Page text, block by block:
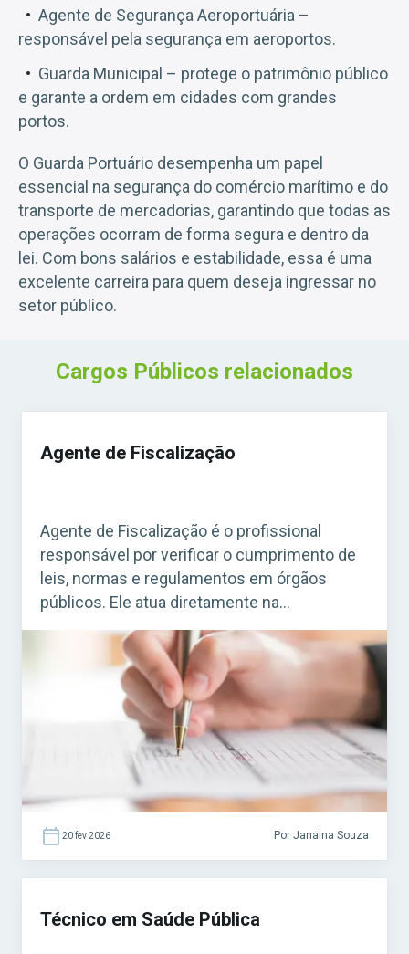
Agente de Segurança Aeroportuária –
responsável pela segurança em aeroportos.
Guarda Municipal – protege o patrimônio público
e garante a ordem em cidades com grandes
portos.
O Guarda Portuário desempenha um papel
essencial na segurança do comércio marítimo e do
transporte de mercadorias, garantindo que todas as
operações ocorram de forma segura e dentro da
lei. Com bons salários e estabilidade, essa é uma
excelente carreira para quem deseja ingressar no
setor público.
Cargos Públicos relacionados
Agente de Fiscalização
Agente de Fiscalização é o profissional
responsável por verificar o cumprimento de
leis, normas e regulamentos em órgãos
públicos. Ele atua diretamente na
fiscalização de estabelecimentos, obras,
serviços e atividades que precisam seguir
regras específicas. Acesse agora o Curso
Grátis INSS 2026! O cargo é bastante comum
em concursos municipais e estaduais. Para
quem busca […]
20 fev 2026 Por Janaina Souza
Técnico em Saúde Pública